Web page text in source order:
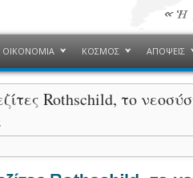
ΟΙΚΟΝΟΜΙΑ ΚΟΣΜΟΣ ΑΠΟΨΕΙΣ
Rothschild, το